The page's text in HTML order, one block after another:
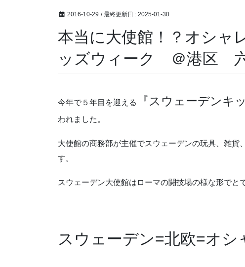
2016-10-29 / 最終更新日 : 2025-01-30
本当に大使館！？オシャ
ッズウィーク ＠港区
今年で５年目を迎える 『スウェーデンキ
われました。
大使館の商務部が主催でスウェーデンの玩具、雑
す。
スウェーデン大使館はローマの闘技場の様な形でと
スウェーデン=北欧=オシ